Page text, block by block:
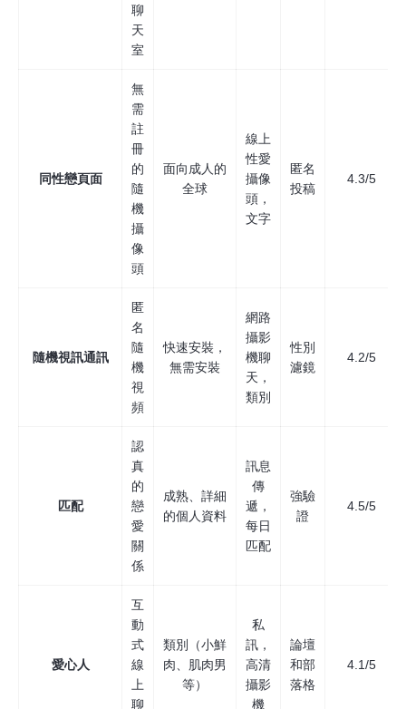
聊
天
室
同性戀頁面
無
需
註
冊
的
隨
機
攝
像
頭
面向成人的
全球
線上
性愛
攝像
頭，
文字
匿名
投稿
4.3/5
隨機視訊通訊
匿
名
隨
機
視
頻
快速安裝，
無需安裝
網路
攝影
機聊
天，
類別
性別
濾鏡
4.2/5
匹配
認
真
的
戀
愛
關
係
成熟、詳細
的個人資料
訊息
傳
遞，
每日
匹配
強驗
證
4.5/5
愛心人
互
動
式
線
上
聊
類別（小鮮
肉、肌肉男
等）
私
訊，
高清
攝影
機
論壇
和部
落格
4.1/5